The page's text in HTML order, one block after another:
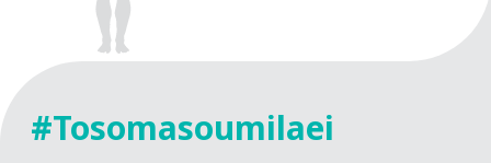
#Tosomasoumilaei